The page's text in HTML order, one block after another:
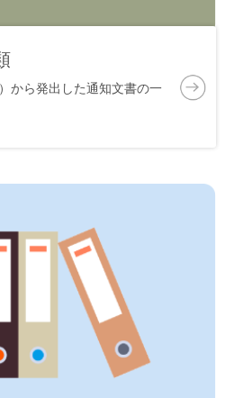
から発出した通知文書の一